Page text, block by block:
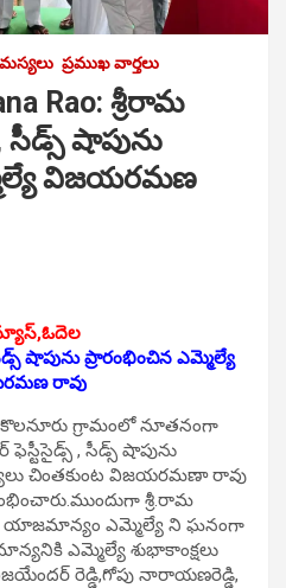
ప్రముఖ వార్తలు
Rao: శ్రీరామ
సీడ్స్ షాపును
విజయరమణ
షాపును ప్రారంభించిన ఎమ్మెల్యే
రావు
కొలనూరు గ్రామంలో నూతనంగా
, సీడ్స్ షాపును
చింతకుంట విజయరమణా రావు
శ్రీ.రామ
యాజమాన్యం ఎమ్మెల్యే ని ఘనంగా
ఎమ్మెల్యే శుభాకాంక్షలు
రెడ్డి,గోపు నారాయణరెడ్డి,